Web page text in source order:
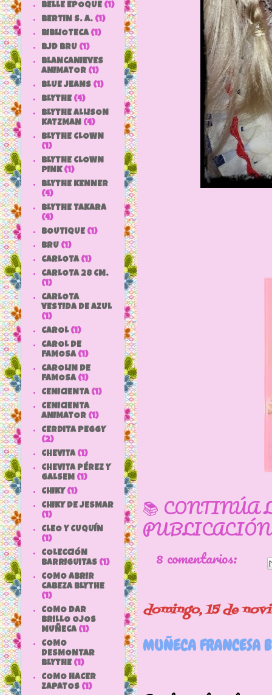
📚 CONTINÚA
8 comentarios:
domingo, 15 de
MUÑECA FRANCESA
BELLE EPOQUE (1)
BERTIN S. A. (1)
BIBLIOTECA (1)
BJD BRU (1)
BLANCANIEVES
ANIMATOR (1)
BLUE JEANS (1)
BLYTHE (4)
BLYTHE ALLISON
KATZMAN (4)
BLYTHE CLOWN
(1)
BLYTHE CLOWN
PINK (1)
BLYTHE KENNER
(4)
BLYTHE TAKARA
(4)
BOUTIQUE (1)
BRU (1)
CARLOTA (1)
CARLOTA 28 CM.
(1)
CARLOTA
VESTIDA DE AZUL
(1)
CAROL (1)
CAROL DE
FAMOSA (1)
CAROLIN DE
FAMOSA (1)
CENICIENTA (1)
CENICIENTA
ANIMATOR (1)
CERDITA PEGGY
(2)
CHEVITA (1)
CHEVITA PÉREZ Y
GALSEM (1)
CHIKY (1)
CHIKY DE JESMAR
(1)
CLEO Y CUQUÍN
(1)
COLECCIÓN
BARRIGUITAS (1)
COMO ABRIR
CABEZA BLYTHE
(1)
COMO DAR
BRILLO OJOS
MUÑECA (1)
COMO
DESMONTAR
BLYTHE (1)
COMO HACER
ZAPATOS (1)